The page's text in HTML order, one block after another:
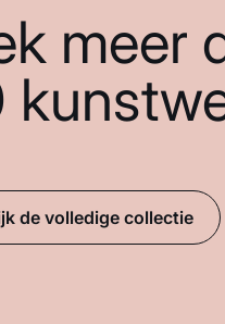
meer
de volledige collectie